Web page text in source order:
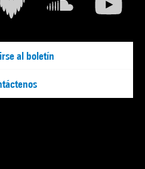
al boletín